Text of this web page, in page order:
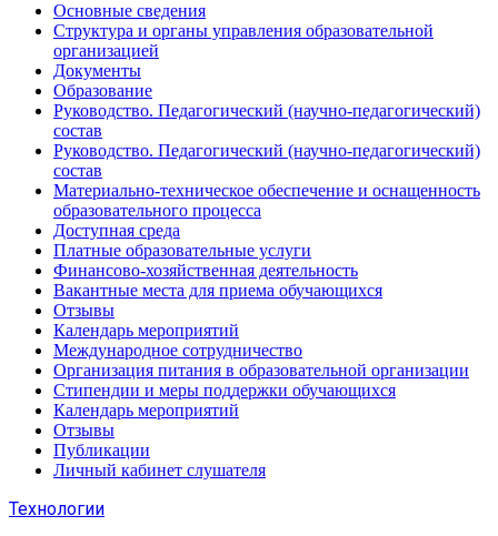
Основные сведения
Структура и органы управления образовательной
организацией
Документы
Образование
Руководство. Педагогический (научно-педагогический)
состав
Руководство. Педагогический (научно-педагогический)
состав
Материально-техническое обеспечение и оснащенность
образовательного процесса
Доступная среда
Платные образовательные услуги
Финансово-хозяйственная деятельность
Вакантные места для приема обучающихся
Отзывы
Календарь мероприятий
Международное сотрудничество
Организация питания в образовательной организации
Стипендии и меры поддержки обучающихся
Календарь мероприятий
Отзывы
Публикации
Личный кабинет слушателя
Технологии